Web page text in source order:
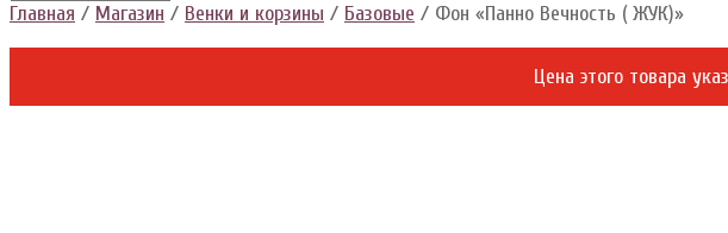
Главная / Магазин / Венки и корзины / Базовые / Фон «Панно Вечность ( ЖУК)»
Цена этого товара